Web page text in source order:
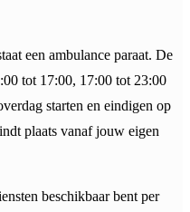
een ambulance paraat. De
tot 17:00, 17:00 tot 23:00
starten en eindigen op
plaats vanaf jouw eigen
beschikbaar bent per